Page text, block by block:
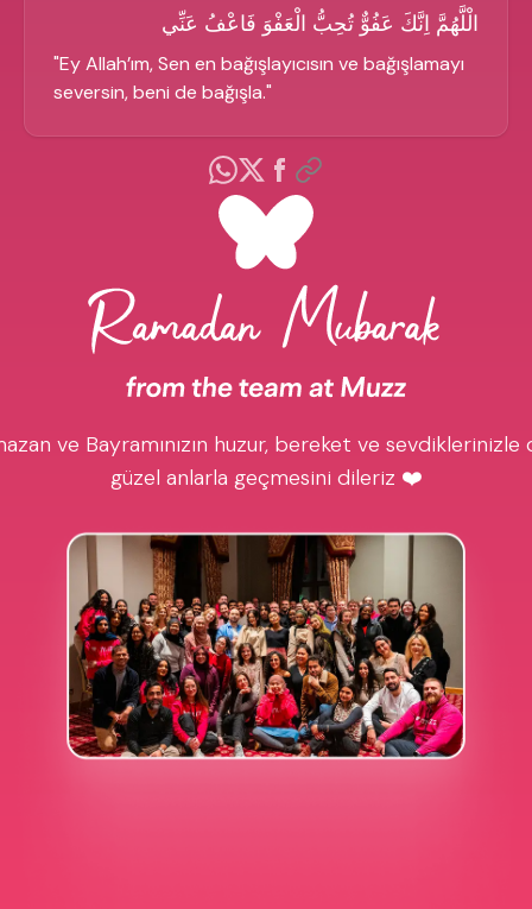
الْلَّهُمَّ اِنَّكَ عَفُوٌّ تُحِبُّ الْعَفْوَ فَاعْفُ عَنِّي
"Ey Allah’ım, Sen en bağışlayıcısın ve bağışlamayı
seversin, beni de bağışla."
ve Bayramınızın huzur, bereket ve sevdiklerinizle
güzel anlarla geçmesini dileriz ❤️